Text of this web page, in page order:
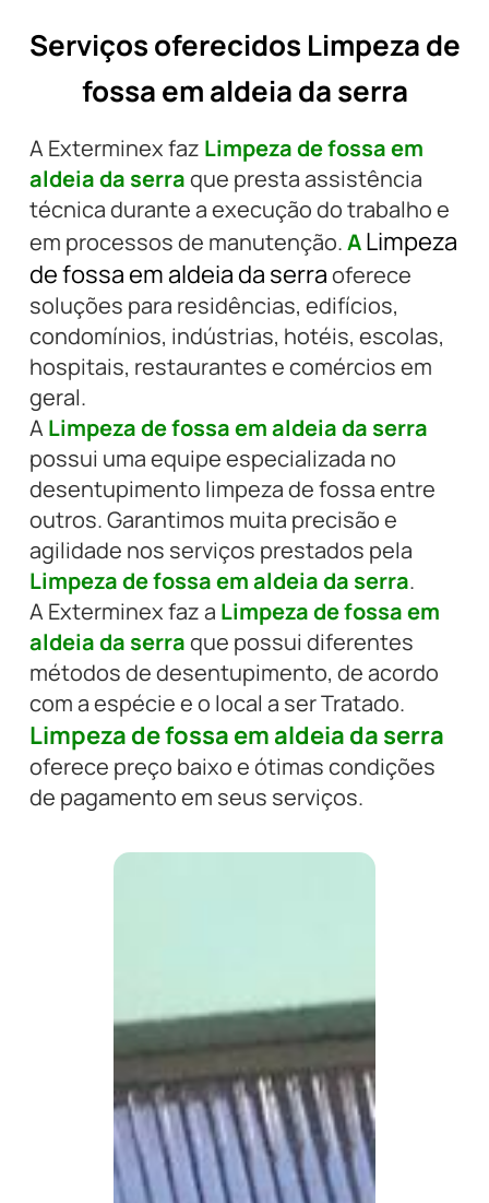
Serviços oferecidos Limpeza de
fossa em aldeia da serra
A Exterminex faz Limpeza de fossa em
aldeia da serraque presta assistência
técnica durante a execução do trabalho e
em processos de manutenção.ALimpeza
de fossa em aldeia da serraoferece
soluções para residências, edifícios,
condomínios, indústrias, hotéis, escolas,
hospitais, restaurantes e comércios em
geral.
A Limpeza de fossa em aldeia da serra
possui uma equipe especializada no
desentupimento limpeza de fossa entre
outros. Garantimos muita precisão e
agilidade nos serviços prestados pela
Limpeza de fossa em aldeia da serra.
A Exterminex faz a Limpeza de fossa em
aldeia da serraque possui diferentes
métodos de desentupimento, de acordo
com a espécie e o local a ser Tratado.
Limpeza de fossa em aldeia da serra
oferece preço baixo e ótimas condições
de pagamento em seus serviços.